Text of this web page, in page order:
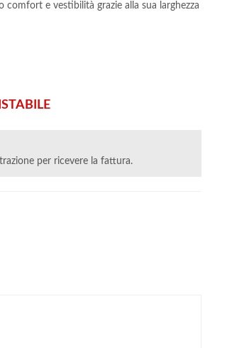
e vestibilità grazie alla sua larghezza
per ricevere la fattura.